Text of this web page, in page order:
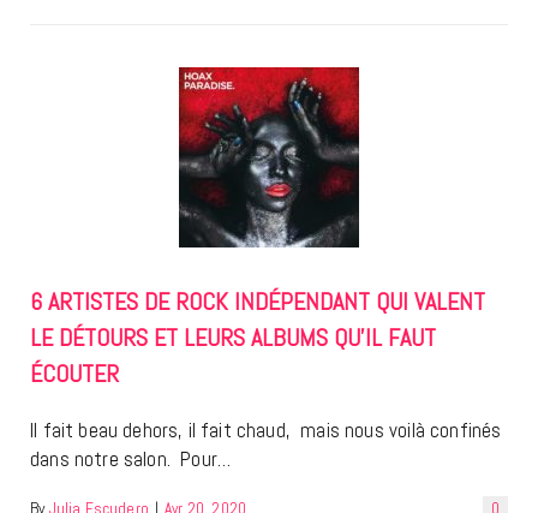
6 ARTISTES DE ROCK INDÉPENDANT QUI VALENT
LE DÉTOURS ET LEURS ALBUMS QU’IL FAUT
ÉCOUTER
Il fait beau dehors, il fait chaud, mais nous voilà confinés
dans notre salon. Pour…
0
By Julia Escudero | Avr 20, 2020